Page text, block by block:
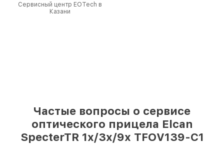
Сервисный центр EOTech в
Казани
Частые вопросы о сервисе
оптического прицела Elcan
SpecterTR 1x/3x/9x TFOV139-C1